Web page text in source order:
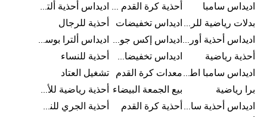
اديداس سامبا أحذية كرة القدم للرجال
اديداس أحذية ألترا بوست للرجال
بدلات رياضية للرجال اديداس تخفيضات
أحذية للرجال
اديداس أحذية أورجينالز
اديداس إكس جود بيلينغهام
اديداس ألترا بوست
أحذية رياضية
اديداس تخفيضات للأطفال
أحذية للنساء
اديداس سامبا اطفالمعدات كرة القدم
تشغيل العتاد
برا رياضية
بيع الجمعة البيضاء
أحذية رياضية للأطفال
اديداس أحذية سامبا للنساء أحذية كرة القدم
أحذية الجري للنساء